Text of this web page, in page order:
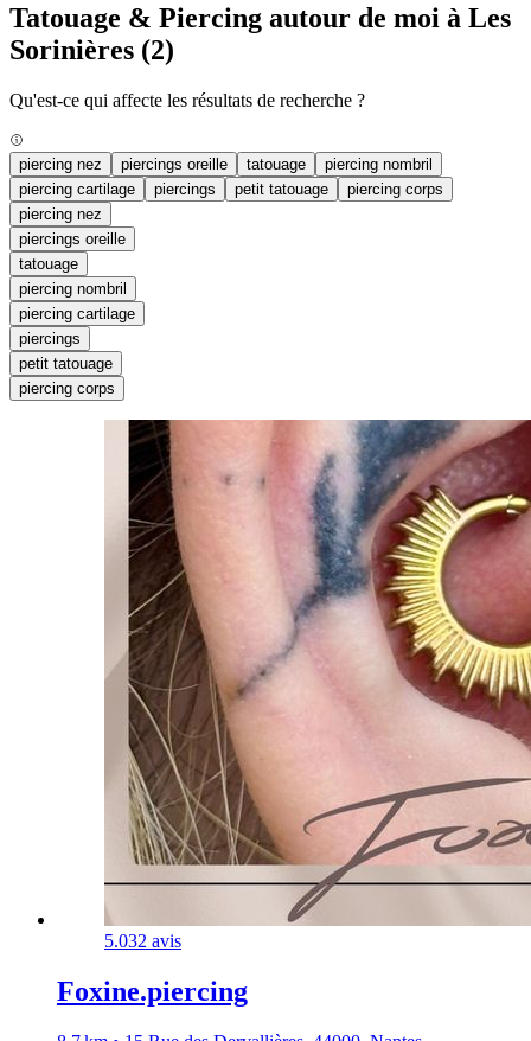
Tatouage & Piercing autour de moi à Les
Sorinières (2)
Qu'est-ce qui affecte les résultats de recherche ?
piercing nez piercings oreille tatouage
piercing nombril
piercing cartilage
piercings petit tatouage
piercing corps
piercing nez
piercings oreille
tatouage
piercing nombril
piercing cartilage
piercings
petit tatouage
piercing corps
5.032 avis
Foxine.piercing